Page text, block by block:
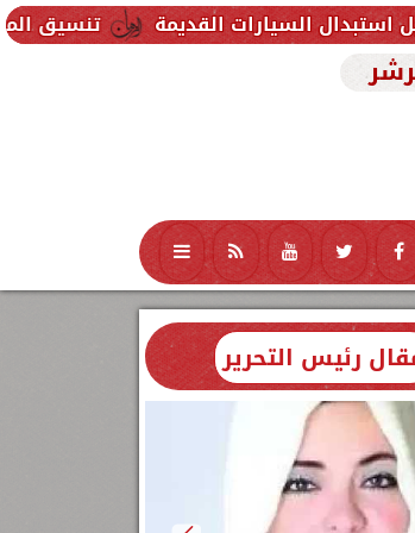
تنسيق المرحلة الثانية 2026.. موعد إعلان الحد الأدنى وخطوات تسجيل الرغبات لطلاب الثانوية العامة القديمة
تكنولوجيا منوعات محافظات
رئيس التحرير